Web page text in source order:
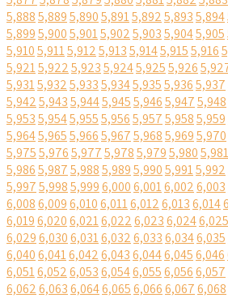
5,8885,8895,8905,8915,8925,8935,894
5,8995,9005,9015,9025,9035,9045,905
5,9105,9115,9125,9135,9145,9155,916
5,9215,9225,9235,9245,9255,926
5,9315,9325,9335,9345,9355,9365,937
5,9425,9435,9445,9455,9465,9475,948
5,9535,9545,9555,9565,9575,9585,959
5,9645,9655,9665,9675,9685,9695,970
5,9755,9765,9775,9785,9795,9805,981
5,9865,9875,9885,9895,9905,9915,992
5,9975,9985,9996,0006,0016,0026,003
6,0086,0096,0106,0116,0126,0136,014
6,0196,0206,0216,0226,0236,0246,025
6,0296,0306,0316,0326,0336,0346,035
6,0406,0416,0426,0436,0446,0456,046
6,0516,0526,0536,0546,0556,0566,057
6,0626,0636,0646,0656,0666,0676,068